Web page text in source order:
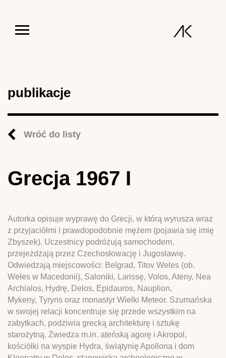
publikacje
Wróć do listy
Grecja 1967 I
Autorka opisuje wyprawę do Grecji, w którą wyrusza wraz
z przyjaciółmi i prawdopodobnie mężem (pojawia się imię
Zbyszek). Uczestnicy podróżują samochodem,
przejeżdżają przez Czechosłowację i Jugosławię.
Odwiedzają miejscowości: Belgrad, Titov Weles (ob.
Wełes w Macedonii), Saloniki, Larissę, Volos, Ateny, Nea
Archialos, Hydrę, Delos, Epidauros, Nauplion,
Mykeny, Tyryns oraz monastyr Wielki Meteor. Szumańska
w swojej relacji koncentruje się przede wszystkim na
zabytkach, podziwia grecką architekturę i sztukę
starożytną. Zwiedza m.in. ateńską agorę i Akropol,
kościółki na wyspie Hydra, świątynię Apollona i dom